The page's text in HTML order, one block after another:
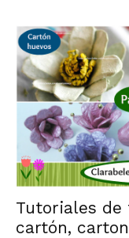
Tutoriales
cartón,